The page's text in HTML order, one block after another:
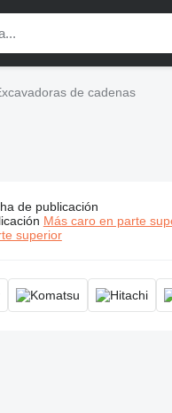
de cadenas
Excavadoras de
de publicación
Más caro en parte
superior